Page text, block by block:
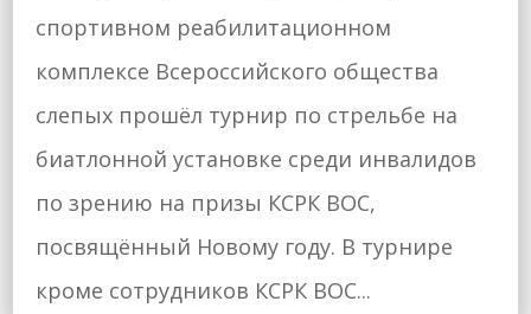
спортивном реабилитационном
комплексе Всероссийского общества
слепых прошёл турнир по стрельбе на
биатлонной установке среди инвалидов
по зрению на призы КСРК ВОС,
посвящённый Новому году. В турнире
кроме сотрудников КСРК ВОС...